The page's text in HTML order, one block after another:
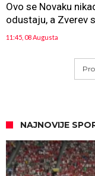
Ovo se Novaku
odustaju, a Zverev
11:45, 08 Augusta
NAJNOVIJE